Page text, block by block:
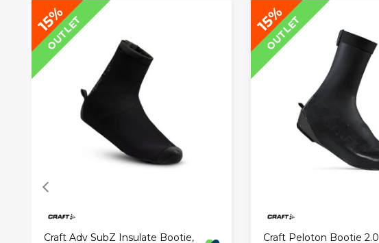
15%
OUTLET
Craft Adv SubZ Insulate Bootie,
15%
OUTLET
Craft Peloton Bootie 2.0